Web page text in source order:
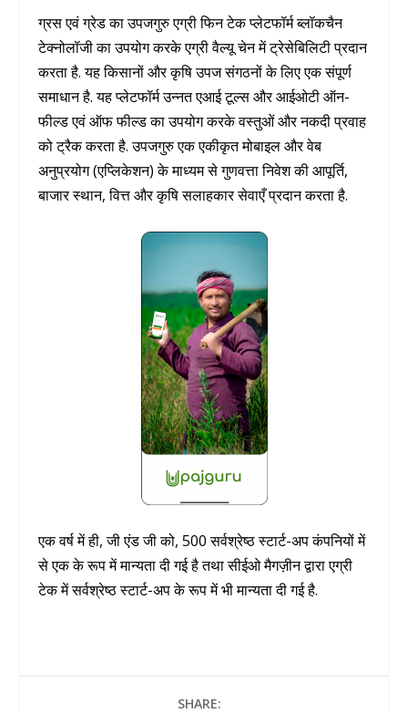
ग्रस एवं ग्रेड का उपजगुरु एग्री फिन टेक प्लेटफॉर्म ब्लॉकचैन
टेक्नोलॉजी का उपयोग करके एग्री वैल्यू चेन में ट्रेसेबिलिटी प्रदान
करता है. यह किसानों और कृषि उपज संगठनों के लिए एक संपूर्ण
समाधान है. यह प्लेटफॉर्म उन्नत एआई टूल्स और आईओटी ऑन-
फील्ड एवं ऑफ फील्ड का उपयोग करके वस्तुओं और नकदी प्रवाह
को ट्रैक करता है. उपजगुरु एक एकीकृत मोबाइल और वेब
अनुप्रयोग (एप्लिकेशन) के माध्यम से गुणवत्ता निवेश की आपूर्ति,
बाजार स्थान, वित्त और कृषि सलाहकार सेवाएँ प्रदान करता है.
एक वर्ष में ही, जी एंड जी को, 500 सर्वश्रेष्ठ स्टार्ट-अप कंपनियों में
से एक के रूप में मान्यता दी गई है तथा सीईओ मैगज़ीन द्वारा एग्री
टेक में सर्वश्रेष्ठ स्टार्ट-अप के रूप में भी मान्यता दी गई है.
SHARE: